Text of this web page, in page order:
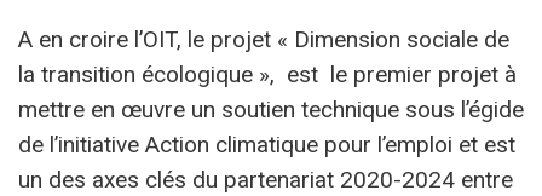
A en croire l’OIT, le projet « Dimension sociale de
la transition écologique », est le premier projet à
mettre en œuvre un soutien technique sous l’égide
de l’initiative Action climatique pour l’emploi et est
un des axes clés du partenariat 2020-2024 entre